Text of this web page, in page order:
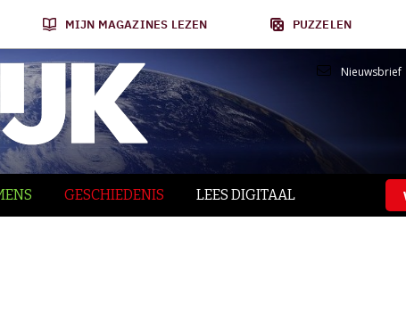
MIJN MAGAZINES LEZEN PUZZELEN
Nieuwsbrief
GESCHIEDENIS LEES DIGITAAL